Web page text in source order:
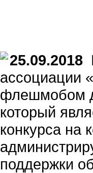
25.09.2018
ассоциации
флешмобом
который
конкурса на
поддержки